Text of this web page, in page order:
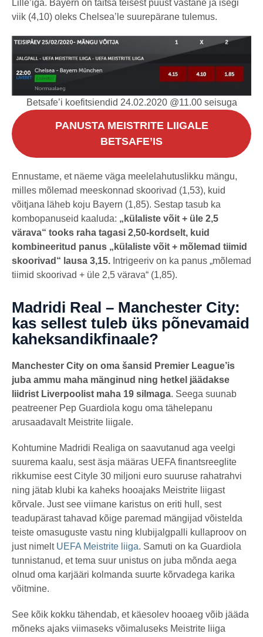
Lille’iga. Bayern on täitsa teisest puust vastane ja isegi
viik (4,10) oleks Chelsea’le suurepärane tulemus.
Betsafe’i koefitsiendid 24.02.2020 @11.00 seisuga
PANUSTA MEISTRITE LIIGALE
BETSAFE’IS
Ennustame, et näeme väga meelelahutuslikku mängu,
milles mõlemad meeskonnad skoorivad (1,53), kuid
võitjana läheb koju Bayern (1,85). Sestap tasub ka
kombopanuseid kaaluda: „külaliste võit + üle 2,5
värava“ tooks raha tagasi 2,50-kordselt, kuid
kombineeritud panus „külaliste võit + mõlemad tiimid
skoorivad“ lausa 3,15. Intrigeeriv on ka panus „mõlemad
tiimid skoorivad + üle 2,5 värava“ (1,85).
Madridi Real – Manchester City:
kas sellest tuleb üks põnevamaid
kaheksandikfinaale?
Manchester City on oma šansid Premier League’is
juba ammu maha mänginud ning hetkel jäädakse
liidrist Liverpoolist maha 19 silmaga. Seega suunab
peatreener Pep Guardiola kogu oma tähelepanu
arusaadavalt Meistrite liigale.
Kohtumine Madridi Realiga on saavutanud aga veelgi
suurema kaalu, sest äsja määras UEFA finantsreeglite
rikkumise eest Cityle 30 miljoni euro suuruse rahatrahvi
ning jätab klubi ka kaheks hooajaks Meistrite liigast
kõrvale. Just see viimane karistus on eriti hull, sest
teadupärast tahavad kõige paremad mängijad võistelda
teiste omasuguste vastu ning klubijalgpalli kullaproov on
just nimelt UEFA Meistrite liiga. Samuti on ka Guardiola
tunnistanud, et tema suur unistus on juba mõnda aega
olnud oma karjääri kolmanda suurte kõrvadega karika
võitmine.
See kõik kokku tähendab, et käesolev hooaeg võib jääda
mõneks ajaks viimaseks võimaluseks Meistrite liiga